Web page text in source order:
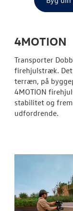
4MOTION
Transporter
firehjulstræk.
terræn, på
4MOTION
stabilitet og
udfordrende.